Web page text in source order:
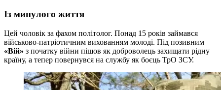
Із минулого життя
Цей чоловік за фахом політолог. Понад 15 років займався
військово-патріотичним вихованням молоді. Під позивним
«Вій» з початку війни пішов як доброволець захищати рідну
країну, а тепер повернувся на службу як боєць ТрО ЗСУ.